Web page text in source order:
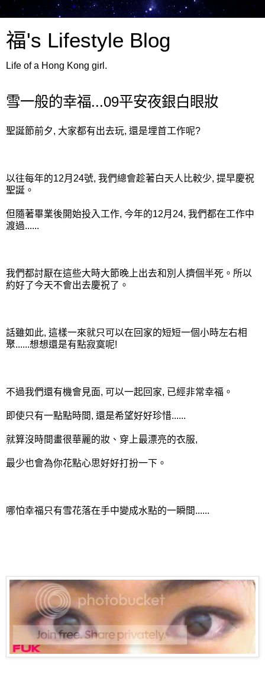
福's Lifestyle Blog
Life of a Hong Kong girl.
雪一般的幸福...09平安夜銀白眼妝
聖誕節前夕, 大家都有出去玩, 還是埋首工作呢?
以往每年的12月24號, 我們總會趁著白天人比較少, 提早慶祝
聖誕。
但隨著畢業後開始投入工作, 今年的12月24, 我們都在工作中
渡過......
我們都討厭在這些大時大節晚上出去和別人擠個半死。所以
約好了今天不會出去慶祝了。
話雖如此, 這樣一來就只可以在回家的短短一個小時左右相
聚......想想還是有點寂寞呢!
不過我們還有機會見面, 可以一起回家, 已經非常幸福。
即使只有一點點時間, 還是希望好好珍惜......
就算沒時間畫很華麗的妝、穿上最漂亮的衣服,
最少也會為你花點心思好好打扮一下。
哪怕幸福只有雪花落在手中變成水點的一瞬間......